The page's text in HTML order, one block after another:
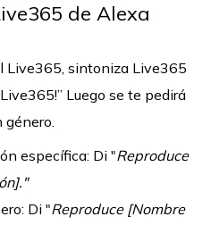
de Alexa
Live365, sintoniza Live365
Luego se te pedirá
género.
específica: Di "Reproduce
Di "Reproduce [Nombre